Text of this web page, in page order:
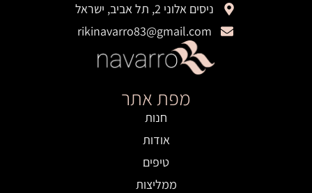
ניסים אלוני 2, תל אביב, ישראל
rikinavarro83@gmail.com
מפת אתר
חנות
אודות
טיפים
ממליצות